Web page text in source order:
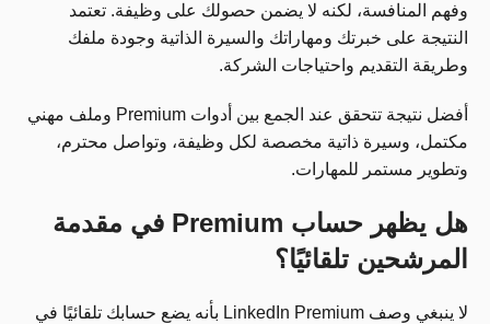
وفهم المنافسة، لكنه لا يضمن حصولك على وظيفة. تعتمد
النتيجة على خبرتك ومهاراتك والسيرة الذاتية وجودة ملفك
وطريقة التقديم واحتياجات الشركة.
أفضل نتيجة تتحقق عند الجمع بين أدوات Premium وملف مهني
مكتمل، وسيرة ذاتية مخصصة لكل وظيفة، وتواصل محترم،
وتطوير مستمر للمهارات.
هل يظهر حساب Premium في مقدمة
المرشحين تلقائيًا؟
لا ينبغي وصف LinkedIn Premium بأنه يضع حسابك تلقائيًا في